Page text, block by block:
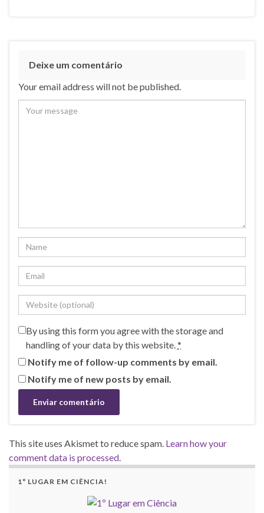
Deixe um comentário
Your email address will not be published.
By using this form you agree with the storage and
handling of your data by this website. *
Notify me of follow-up comments by email.
Notify me of new posts by email.
This site uses Akismet to reduce spam. Learn how your
comment data is processed.
1º LUGAR EM CIÊNCIA!